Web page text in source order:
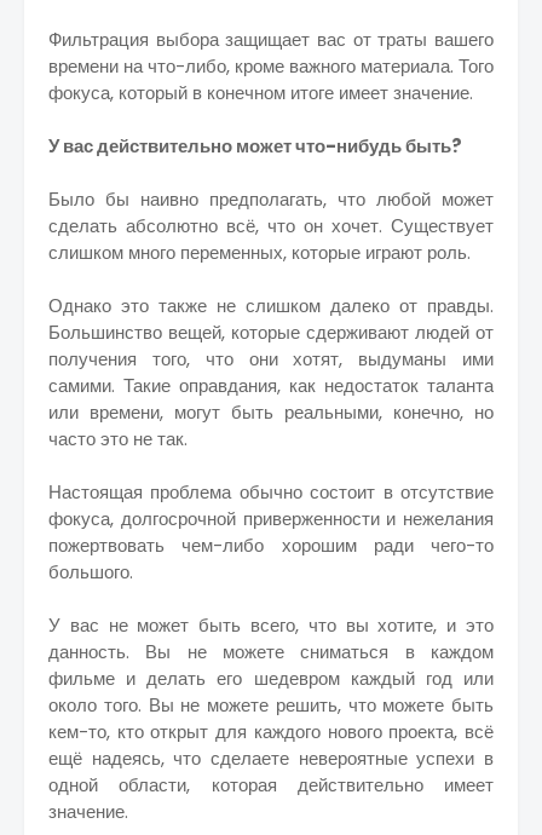
Фильтрация выбора защищает вас от траты вашего
времени на что-либо, кроме важного материала. Того
фокуса, который в конечном итоге имеет значение.
У вас действительно может что-нибудь быть?
Было бы наивно предполагать, что любой может
сделать абсолютно всё, что он хочет. Существует
слишком много переменных, которые играют роль.
Однако это также не слишком далеко от правды.
Большинство вещей, которые сдерживают людей от
получения того, что они хотят, выдуманы ими
самими. Такие оправдания, как недостаток таланта
или времени, могут быть реальными, конечно, но
часто это не так.
Настоящая проблема обычно состоит в отсутствие
фокуса, долгосрочной приверженности и нежелания
пожертвовать чем-либо хорошим ради чего-то
большого.
У вас не может быть всего, что вы хотите, и это
данность. Вы не можете сниматься в каждом
фильме и делать его шедевром каждый год или
около того. Вы не можете решить, что можете быть
кем-то, кто открыт для каждого нового проекта, всё
ещё надеясь, что сделаете невероятные успехи в
одной области, которая действительно имеет
значение.